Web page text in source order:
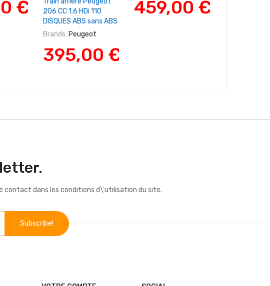
€
206 CC 1.6 HDi 110
DISQUES ABS sans ABS
Brands: Peugeot
395,00 €
459,00 €
contact dans les conditions d\'utilisation du site.